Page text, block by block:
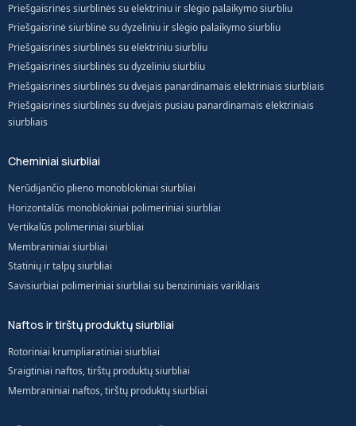
Priešgaisrinės siurblinės su elektriniu ir slėgio palaikymo siurbliu
Priešgaisrinė siurblinė su dyzeliniu ir slėgio palaikymo siurbliu
Priešgaisrinės siurblinės su elektriniu siurbliu
Priešgaisrinės siurblinės su dyzeliniu siurbliu
Priešgaisrinės siurblinės su dvejais panardinamais elektriniais siurbliais
Priešgaisrinės siurblinės su dvejais pusiau panardinamais elektriniais
siurbliais
Cheminiai siurbliai
Nerūdijančio plieno monoblokiniai siurbliai
Horizontalūs monoblokiniai polimeriniai siurbliai
Vertikalūs polimeriniai siurbliai
Membraniniai siurbliai
Statinių ir talpų siurbliai
Savisiurbiai polimeriniai siurbliai su benzininiais varikliais
Naftos ir tirštų produktų siurbliai
Rotoriniai krumpliaratiniai siurbliai
Sraigtiniai naftos, tirštų produktų siurbliai
Membraniniai naftos, tirštų produktų siurbliai